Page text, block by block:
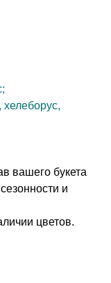
вашего букета
и
цветов.